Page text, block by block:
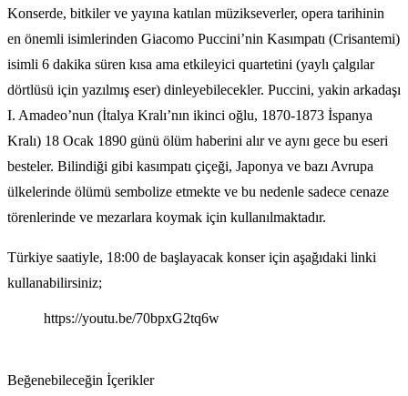
Konserde, bitkiler ve yayına katılan müzikseverler, opera tarihinin
en önemli isimlerinden Giacomo Puccini’nin Kasımpatı (Crisantemi)
isimli 6 dakika süren kısa ama etkileyici quartetini (yaylı çalgılar
dörtlüsü için yazılmış eser) dinleyebilecekler. Puccini, yakin arkadaşı
I. Amadeo’nun (İtalya Kralı’nın ikinci oğlu, 1870-1873 İspanya
Kralı) 18 Ocak 1890 günü ölüm haberini alır ve aynı gece bu eseri
besteler. Bilindiği gibi kasımpatı çiçeği, Japonya ve bazı Avrupa
ülkelerinde ölümü sembolize etmekte ve bu nedenle sadece cenaze
törenlerinde ve mezarlara koymak için kullanılmaktadır.
Türkiye saatiyle, 18:00 de başlayacak konser için aşağıdaki linki
kullanabilirsiniz;
https://youtu.be/70bpxG2tq6w
Beğenebileceğin İçerikler